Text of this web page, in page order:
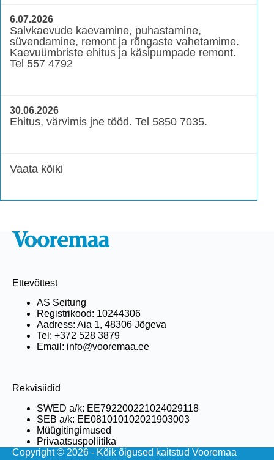
6.07.2026
Salvkaevude kaevamine, puhastamine,
süvendamine, remont ja rõngaste vahetamime.
Kaevuümbriste ehitus ja käsipumpade remont.
Tel 557 4792
30.06.2026
Ehitus, värvimis jne tööd. Tel 5850 7035.
Vaata kõiki
Ettevõttest
AS Seitung
Registrikood: 10244306
Aadress: Aia 1, 48306 Jõgeva
Tel: +372 528 3879
Email: info@vooremaa.ee
Rekvisiidid
SWED a/k: EE792200221024029118
SEB a/k: EE081010102021903003
Müügitingimused
Privaatsuspoliitika
Copyright © 2026 - Kõik õigused kaitstud Vooremaa